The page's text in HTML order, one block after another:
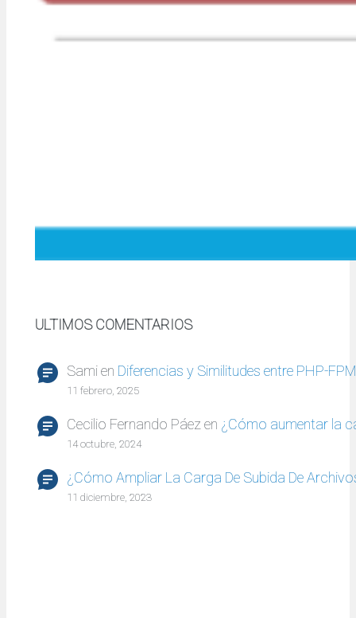
ULTIMOS COMENTARIOS
Samien Diferencias y Similitudes entre PHP-
11 febrero, 2025
Cecilio Fernando Páezen ¿Cómo aumentar la
14 octubre, 2024
¿Cómo Ampliar La Carga De Subida De
11 diciembre, 2023